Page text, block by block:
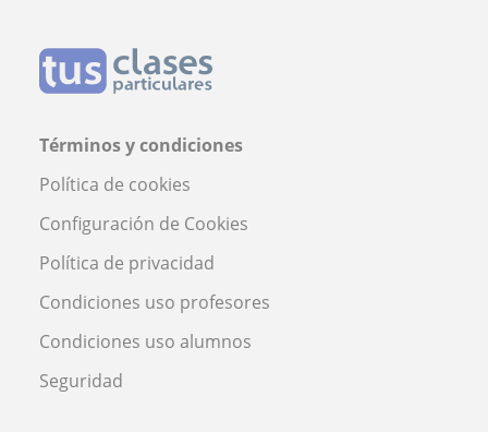
Términos y condiciones
Política de cookies
Configuración de Cookies
Política de privacidad
Condiciones uso profesores
Condiciones uso alumnos
Seguridad